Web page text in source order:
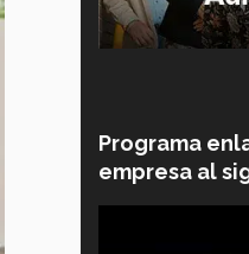
Programa
empresa al